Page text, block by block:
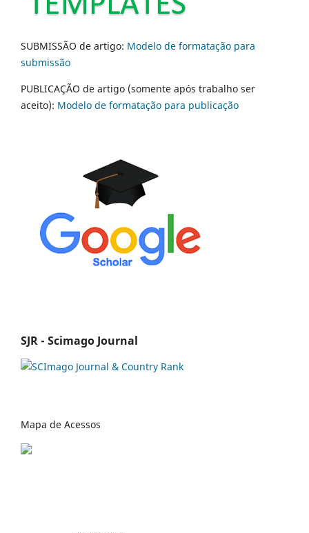
SUBMISSÃO de artigo: Modelo de formatação para
submissão
PUBLICAÇÃO de artigo (somente após trabalho ser
aceito): Modelo de formatação para publicação
SJR - Scimago Journal
Mapa de Acessos